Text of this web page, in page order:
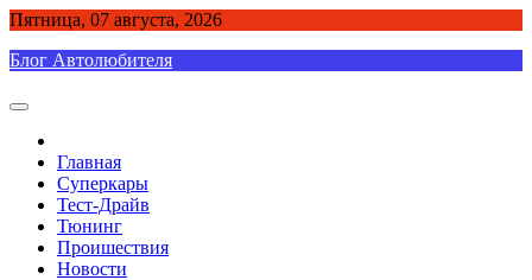
Skip
content
Пятница, 07 августа, 2026
Блог Автолюбителя
Главная
Суперкары
Тест-Драйв
Тюнинг
Проишествия
Новости